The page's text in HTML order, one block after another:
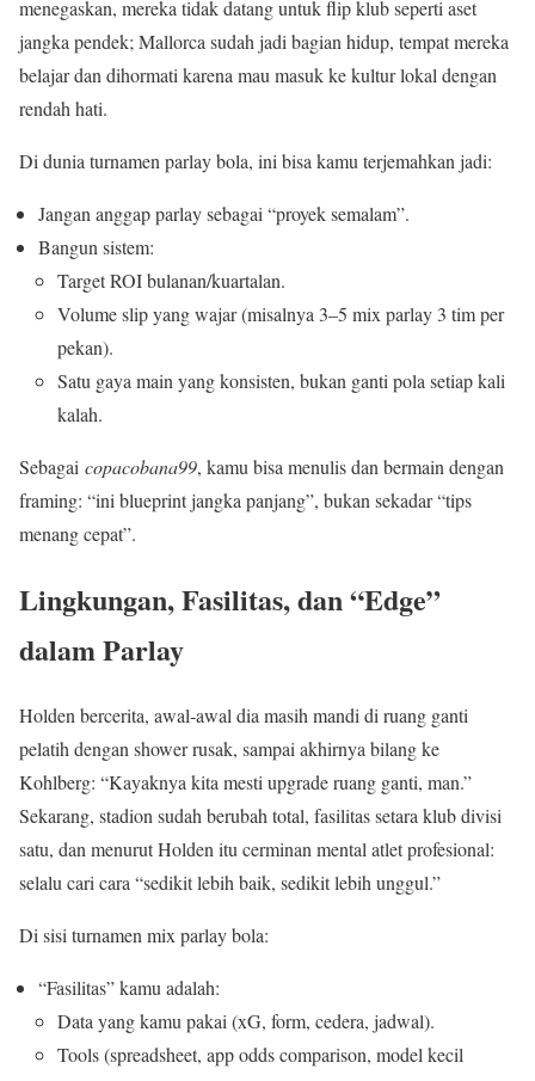
menegaskan, mereka tidak datang untuk flip klub seperti aset
jangka pendek; Mallorca sudah jadi bagian hidup, tempat mereka
belajar dan dihormati karena mau masuk ke kultur lokal dengan
rendah hati.
Di dunia turnamen parlay bola, ini bisa kamu terjemahkan jadi:
Jangan anggap parlay sebagai “proyek semalam”.
Bangun sistem:
Target ROI bulanan/kuartalan.
Volume slip yang wajar (misalnya 3–5 mix parlay 3 tim per
pekan).
Satu gaya main yang konsisten, bukan ganti pola setiap kali
kalah.
Sebagai copacobana99, kamu bisa menulis dan bermain dengan
framing: “ini blueprint jangka panjang”, bukan sekadar “tips
menang cepat”.
Lingkungan, Fasilitas, dan “Edge”
dalam Parlay
Holden bercerita, awal‑awal dia masih mandi di ruang ganti
pelatih dengan shower rusak, sampai akhirnya bilang ke
Kohlberg: “Kayaknya kita mesti upgrade ruang ganti, man.”
Sekarang, stadion sudah berubah total, fasilitas setara klub divisi
satu, dan menurut Holden itu cerminan mental atlet profesional:
selalu cari cara “sedikit lebih baik, sedikit lebih unggul.”
Di sisi turnamen mix parlay bola:
“Fasilitas” kamu adalah:
Data yang kamu pakai (xG, form, cedera, jadwal).
Tools (spreadsheet, app odds comparison, model kecil